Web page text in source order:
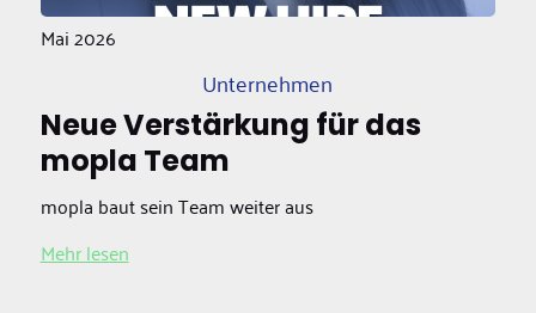
Mai 2026
Unternehmen
Neue Verstärkung für das
mopla Team
mopla baut sein Team weiter aus
Mehr lesen